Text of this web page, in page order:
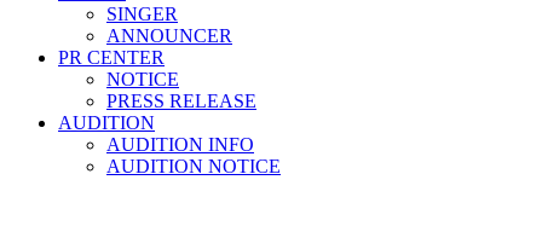
SINGER
ANNOUNCER
PR CENTER
NOTICE
PRESS RELEASE
AUDITION
AUDITION INFO
AUDITION NOTICE